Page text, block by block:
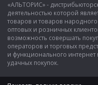
«АЛЬТОРИС» -
деятельностью которой
товаров и товаров
оптовых и розничных
возможность совершать
операторов и торговых
и функционального
удачных покупок.